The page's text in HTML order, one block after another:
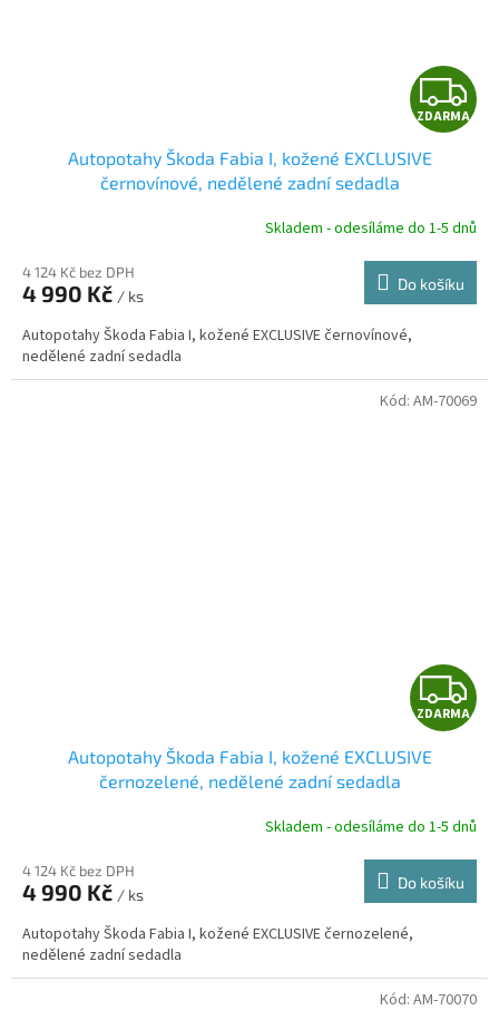
Z
D
R
ZDARMA
Autopotahy Škoda Fabia I, kožené EXCLUSIVE
černovínové, nedělené zadní sedadla
Skladem - odesíláme do 1-5 dnů
4 124 Kč bez DPH
4 990 Kč / ks
Do košíku
Autopotahy Škoda Fabia I, kožené EXCLUSIVE černovínové,
nedělené zadní sedadla
Z
D
R
ZDARMA
Autopotahy Škoda Fabia I, kožené EXCLUSIVE
černozelené, nedělené zadní sedadla
Skladem - odesíláme do 1-5 dnů
4 124 Kč bez DPH
4 990 Kč / ks
Do košíku
Autopotahy Škoda Fabia I, kožené EXCLUSIVE černozelené,
nedělené zadní sedadla
Kód: AM-70069
Kód: AM-70070